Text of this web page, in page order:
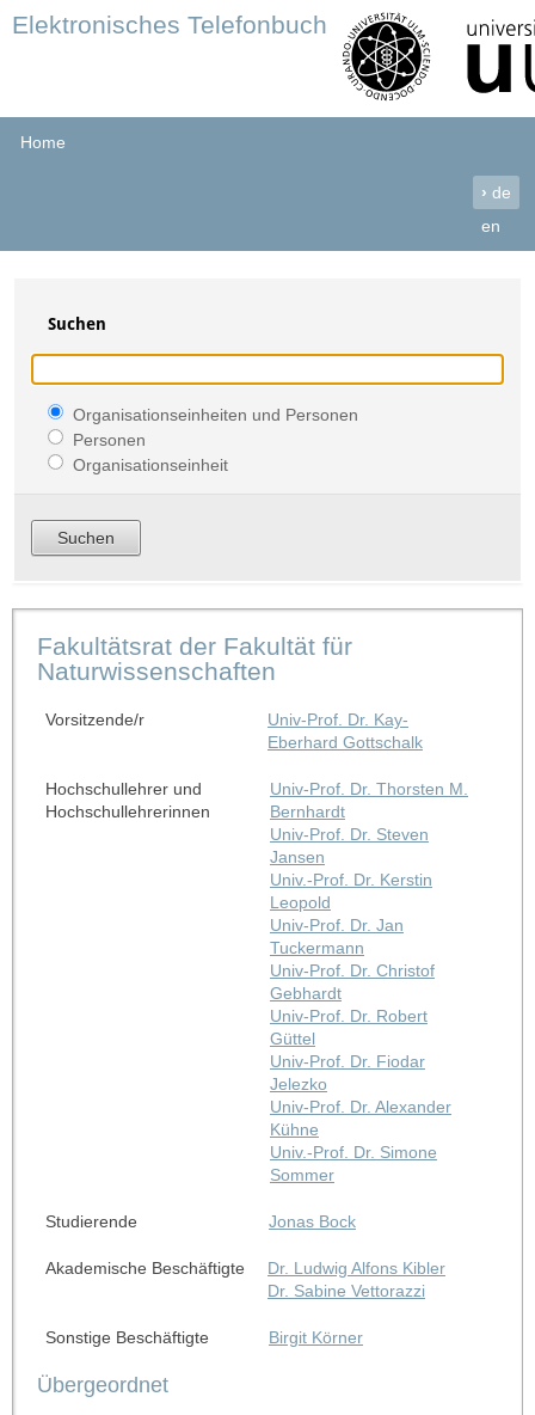
Elektronisches Telefonbuch
Home
› de
en
Suchen
Organisationseinheiten und Personen
Personen
Organisationseinheit
Fakultätsrat der Fakultät für
Naturwissenschaften
Vorsitzende/r
Univ-Prof. Dr. Kay-
Eberhard Gottschalk
Hochschullehrer und
Hochschullehrerinnen
Univ-Prof. Dr. Thorsten M.
Bernhardt
Univ-Prof. Dr. Steven
Jansen
Univ.-Prof. Dr. Kerstin
Leopold
Univ-Prof. Dr. Jan
Tuckermann
Univ-Prof. Dr. Christof
Gebhardt
Univ-Prof. Dr. Robert
Güttel
Univ-Prof. Dr. Fiodar
Jelezko
Univ-Prof. Dr. Alexander
Kühne
Univ.-Prof. Dr. Simone
Sommer
Studierende Jonas Bock
Akademische Beschäftigte
Dr. Ludwig Alfons Kibler
Dr. Sabine Vettorazzi
Sonstige Beschäftigte Birgit Körner
Übergeordnet